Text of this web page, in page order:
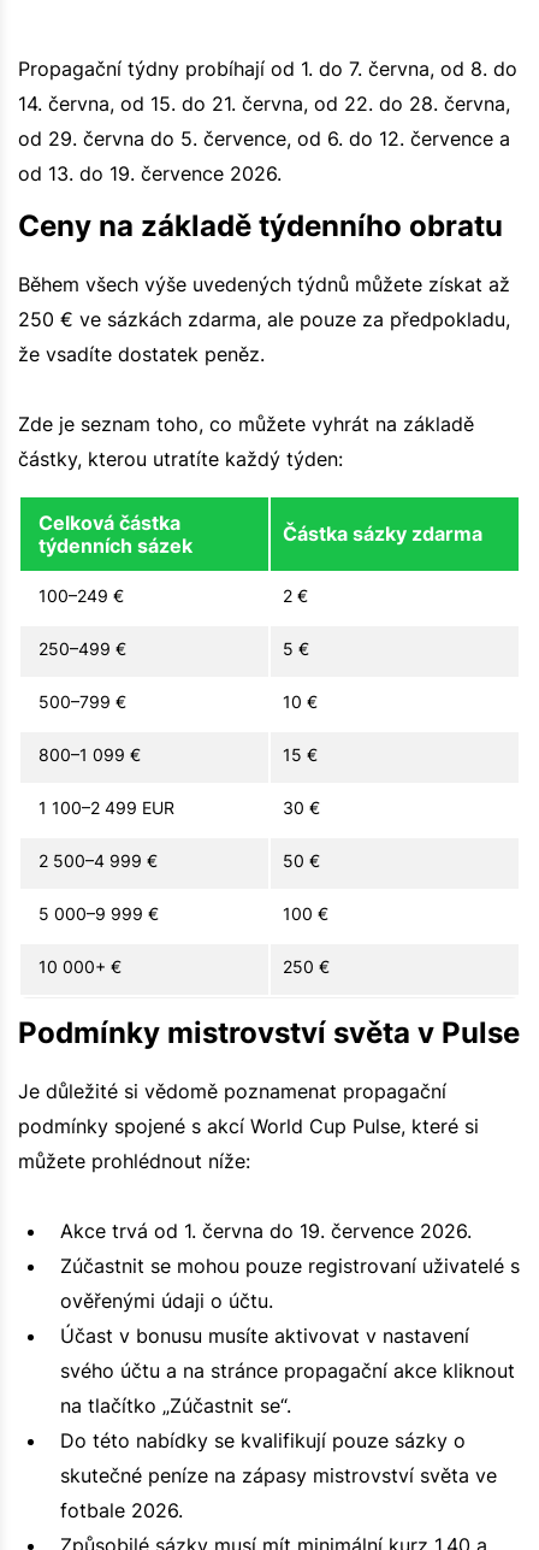
Propagační týdny probíhají od 1. do 7. června, od 8. do
14. června, od 15. do 21. června, od 22. do 28. června,
od 29. června do 5. července, od 6. do 12. července a
od 13. do 19. července 2026.
Ceny na základě týdenního obratu
Během všech výše uvedených týdnů můžete získat až
250 € ve sázkách zdarma, ale pouze za předpokladu,
že vsadíte dostatek peněz.
Zde je seznam toho, co můžete vyhrát na základě
částky, kterou utratíte každý týden:
Celková částka
týdenních sázek
Částka sázky zdarma
100–249 € 2 €
250–499 € 5 €
500–799 € 10 €
800–1 099 € 15 €
1 100–2 499 EUR 30 €
2 500–4 999 € 50 €
5 000–9 999 € 100 €
10 000+ € 250 €
Podmínky mistrovství světa v Pulse
Je důležité si vědomě poznamenat propagační
podmínky spojené s akcí World Cup Pulse, které si
můžete prohlédnout níže:
Akce trvá od 1. června do 19. července 2026.
Zúčastnit se mohou pouze registrovaní uživatelé s
ověřenými údaji o účtu.
Účast v bonusu musíte aktivovat v nastavení
svého účtu a na stránce propagační akce kliknout
na tlačítko „Zúčastnit se“.
Do této nabídky se kvalifikují pouze sázky o
skutečné peníze na zápasy mistrovství světa ve
fotbale 2026.